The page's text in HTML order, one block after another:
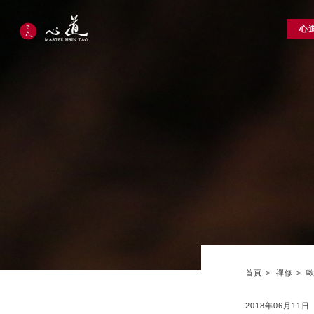
首頁 禪修
2018年06月11日
心